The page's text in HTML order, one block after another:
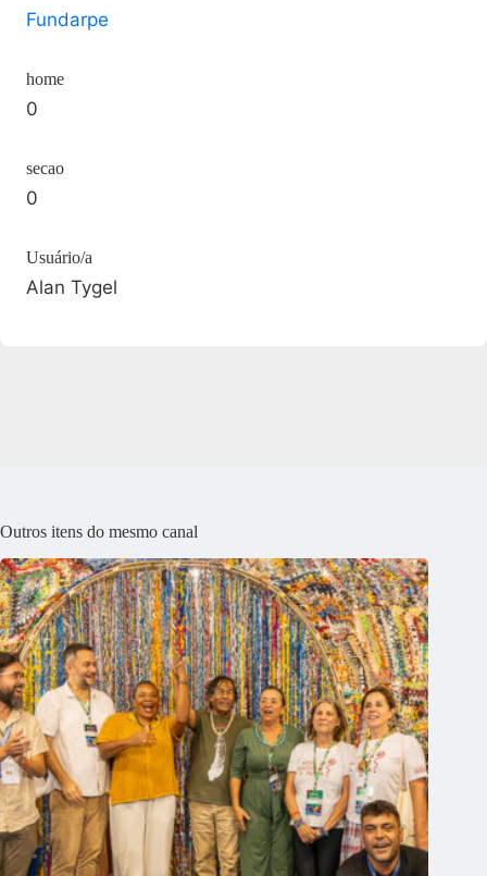
Fundarpe
home
0
secao
0
Usuário/a
Alan Tygel
Outros itens do mesmo canal